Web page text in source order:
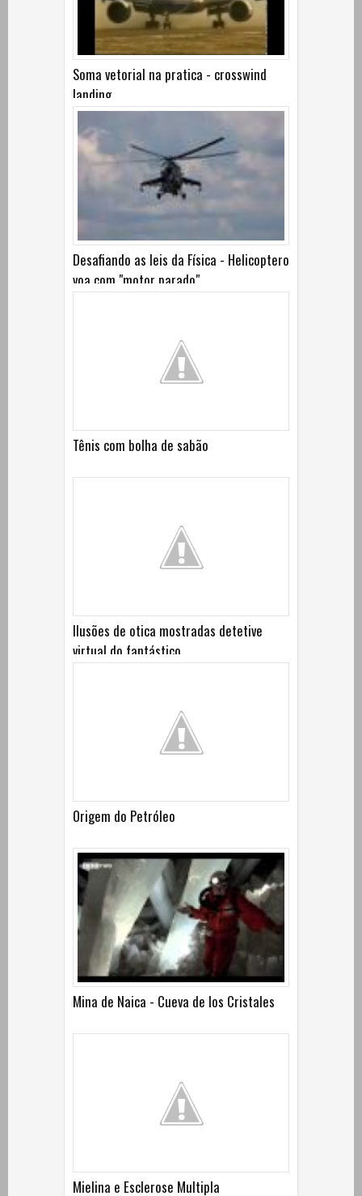
Soma vetorial na pratica - crosswind
landing
Desafiando as leis da Física - Helicoptero
voa com "motor parado"
Tênis com bolha de sabão
Ilusões de otica mostradas detetive
virtual do fantástico
Origem do Petróleo
Mina de Naica - Cueva de los Cristales
Mielina e Esclerose Multipla